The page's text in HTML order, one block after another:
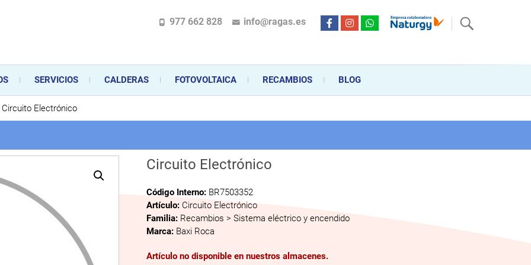
en la instalación, comercialización y mantenimiento de gas y electricidad desde hace más de 20 años . Acompañamos al cliente
aparatos de gas, climatización o electrodomésticos, desde el asesoramiento personalizado en la venta, montaje y reparación, hasta la
977 662 828 info@ragas.es
SERVICIOS CALDERAS FOTOVOLTAICA RECAMBIOS BLOG
Circuito Electrónico
Circuito Electrónico
Código Interno: BR7503352
Artículo: Circuito Electrónico
Familia: Recambios > Sistema eléctrico y encendido
Marca: Baxi Roca
Artículo no disponible en nuestros almacenes.